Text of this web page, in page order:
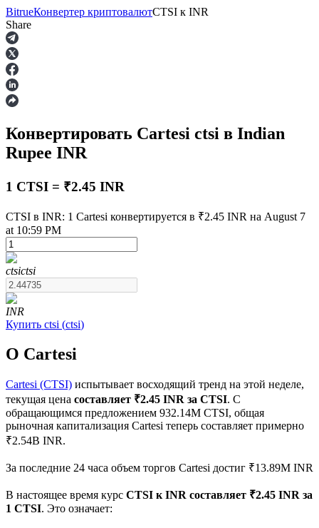
Фьючерсы
USDT-фьючерсы
Фьючерсы с использованием USDT в качестве
обеспечения
Фьючерсы на COIN-M
Криптовалютные фьючерсы
Деривативы на акции, форекс, драгоценные металлы и
BitrueКонвертер криптовалютCTSI к INR
Share
Конвертировать Cartesi ctsi в Indian
Rupee INR
1 CTSI = ₹2.45 INR
CTSI в INR: 1 Cartesi конвертируется в ₹2.45 INR на August 7
at 10:59 PM
ctsictsi
INR
Купить ctsi (ctsi)
О Cartesi
Cartesi (CTSI) испытывает восходящий тренд на этой неделе,
текущая цена составляет ₹2.45 INR за CTSI. С
обращающимся предложением 932.14M CTSI, общая
рыночная капитализация Cartesi теперь составляет примерно
₹2.54B INR.
За последние 24 часа объем торгов Cartesi достиг ₹13.89M INR
В настоящее время курс CTSI к INR составляет ₹2.45 INR за
1 CTSI. Это означает: